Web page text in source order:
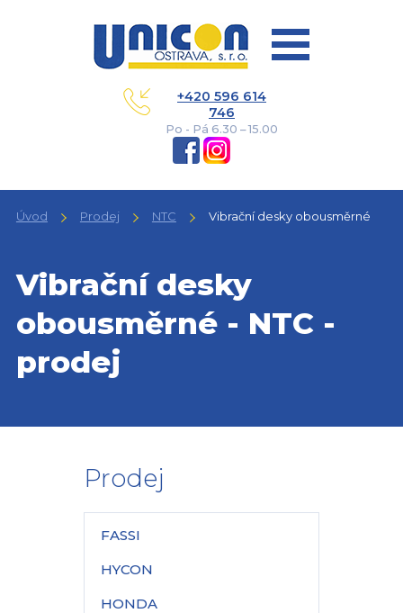
+420 596 614
746
Po - Pá 6.30 – 15.00
Úvod Prodej NTC Vibrační desky obousměrné
Vibrační desky
obousměrné - NTC -
prodej
Prodej
FASSI
HYCON
HONDA